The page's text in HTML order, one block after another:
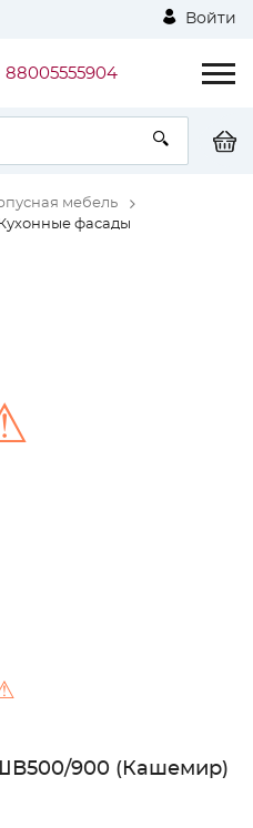
Войти
88005555904
мебель
Кухонные фасады
900 (Кашемир)